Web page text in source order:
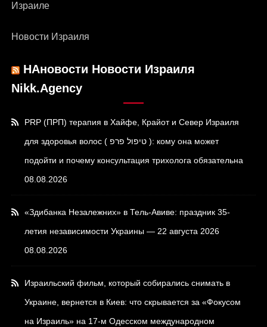
Израиле
Новости Израиля
НАновости Новости Израиля
Nikk.Agency
PRP (ПРП) терапия в Хайфе, Крайот и Север Израиля
для здоровья волос ( טיפול פרפ ): кому она может
подойти и почему консультация трихолога обязательна
08.08.2026
«Здибанка Незалежних» в Тель-Авиве: праздник 35-
летия независимости Украины — 22 августа 2026
08.08.2026
Израильский фильм, который собирались снимать в
Украине, вернется в Киев: что скрывается за «Фокусом
на Израиль» на 17-м Одесском международном